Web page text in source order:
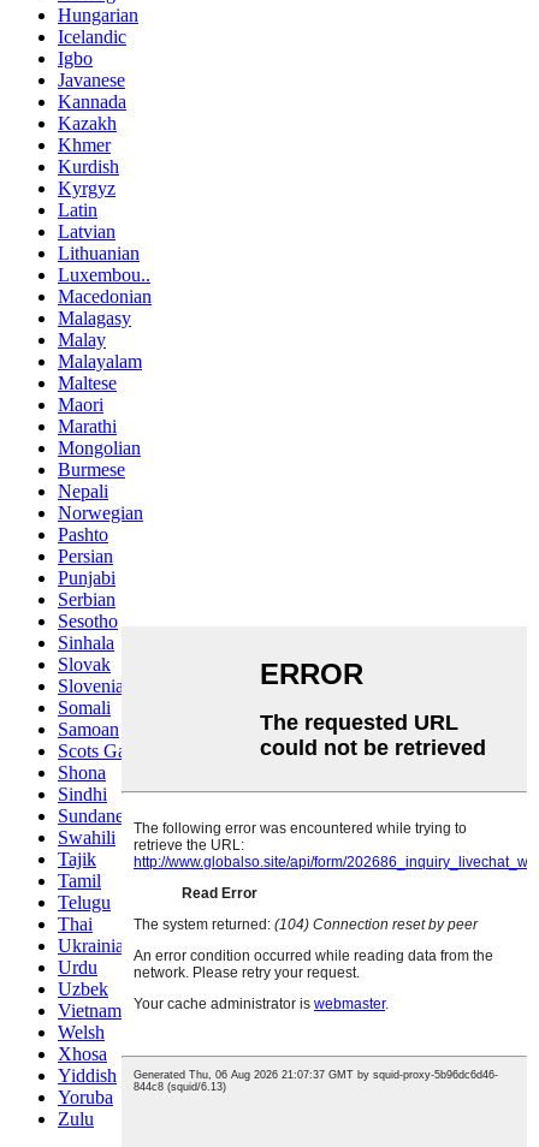
Hungarian
Icelandic
Igbo
Javanese
Kannada
Kazakh
Khmer
Kurdish
Kyrgyz
Latin
Latvian
Lithuanian
Luxembou..
Macedonian
Malagasy
Malay
Malayalam
Maltese
Maori
Marathi
Mongolian
Burmese
Nepali
Norwegian
Pashto
Persian
Punjabi
Serbian
Sesotho
Sinhala
Slovak
Slovenian
Somali
Samoan
Scots Gaelic
Shona
Sindhi
Sundanese
Swahili
Tajik
Tamil
Telugu
Thai
Ukrainian
Urdu
Uzbek
Vietnamese
Welsh
Xhosa
Yiddish
Yoruba
Zulu